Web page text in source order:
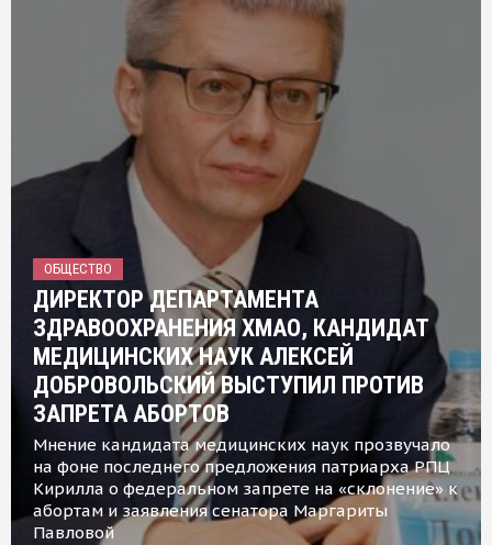
ОБЩЕСТВО
ДИРЕКТОР ДЕПАРТАМЕНТА
ЗДРАВООХРАНЕНИЯ ХМАО, КАНДИДАТ
МЕДИЦИНСКИХ НАУК АЛЕКСЕЙ
ДОБРОВОЛЬСКИЙ ВЫСТУПИЛ ПРОТИВ
ЗАПРЕТА АБОРТОВ
Мнение кандидата медицинских наук прозвучало
на фоне последнего предложения патриарха РПЦ
Кирилла о федеральном запрете на «склонение» к
абортам и заявления сенатора Маргариты
Павловой